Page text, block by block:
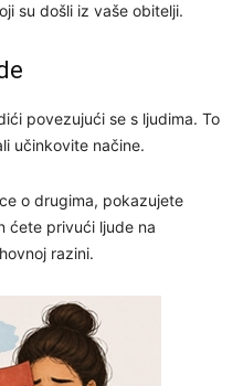
su došli iz vaše obitelji.
povezujući se s ljudima. To
učinkovite načine.
o drugima, pokazujete
ćete privući ljude na
razini.